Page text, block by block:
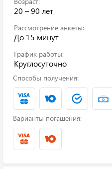
20 – 90 лет
Рассмотрение анкеты:
До 15 минут
График работы:
Круглосуточно
Способы получения:
Варианты погашения: